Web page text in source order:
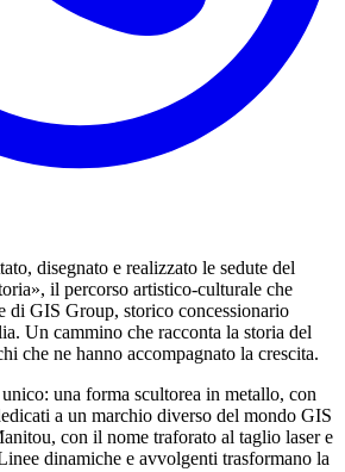
disegnato e realizzato le sedute del
il percorso artistico-culturale che
di GIS Group, storico concessionario
Un cammino che racconta la storia del
che ne hanno accompagnato la crescita.
una forma scultorea in metallo, con
a un marchio diverso del mondo GIS
con il nome traforato al taglio laser e
dinamiche e avvolgenti trasformano la